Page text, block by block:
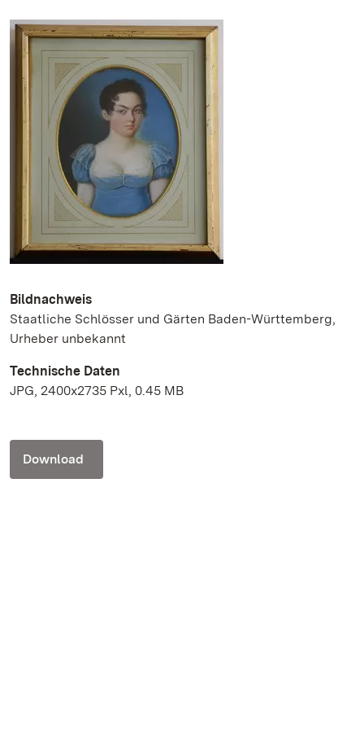
Bildnachweis
Staatliche Schlösser und Gärten Baden-Württemberg,
Urheber unbekannt
Technische Daten
JPG, 2400x2735 Pxl, 0.45 MB
Download